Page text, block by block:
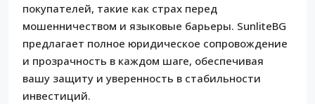
покупателей, такие как страх перед
мошенничеством и языковые барьеры. SunliteBG
предлагает полное юридическое сопровождение
и прозрачность в каждом шаге, обеспечивая
вашу защиту и уверенность в стабильности
инвестиций.